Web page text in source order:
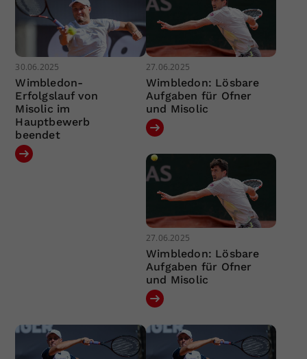
30.06.2025
Wimbledon-
Erfolgslauf von
Misolic im
Hauptbewerb
beendet
27.06.2025
Wimbledon: Lösbare
Aufgaben für Ofner
und Misolic
27.06.2025
Wimbledon: Lösbare
Aufgaben für Ofner
und Misolic